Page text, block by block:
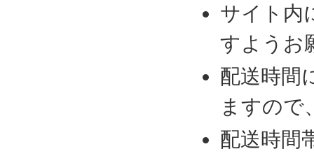
サイト内
すようお
配送時間
ますので
配送時間